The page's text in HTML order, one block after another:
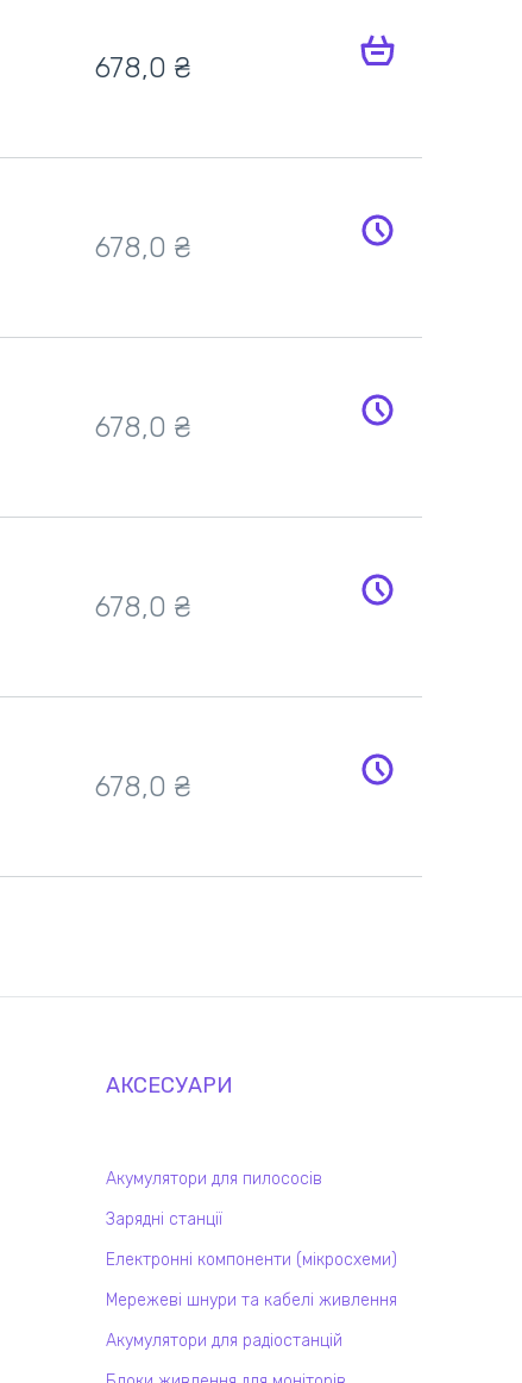
678,0 ₴
678,0 ₴
678,0 ₴
678,0 ₴
678,0 ₴
АКСЕСУАРИ
Акумулятори для пилососів
Зарядні станції
Електронні компоненти (мікросхеми)
Мережеві шнури та кабелі живлення
Акумулятори для радіостанцій